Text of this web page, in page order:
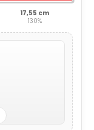
17,55 cm
130%